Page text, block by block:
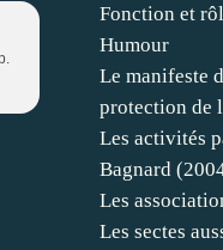
Fonction et
Humour
Le manifeste
protection de
Les activités
Bagnard
Les
Les sectes